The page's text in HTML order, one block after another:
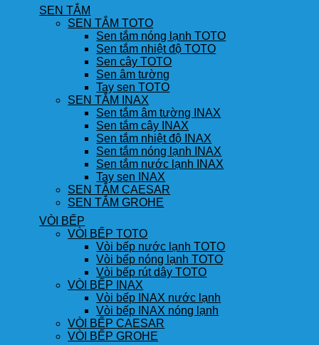
SEN TẮM
SEN TẮM TOTO
Sen tắm nóng lạnh TOTO
Sen tắm nhiệt độ TOTO
Sen cây TOTO
Sen âm tường
Tay sen TOTO
SEN TẮM INAX
Sen tắm âm tường INAX
Sen tắm cây INAX
Sen tắm nhiệt độ INAX
Sen tắm nóng lạnh INAX
Sen tắm nước lạnh INAX
Tay sen INAX
SEN TẮM CAESAR
SEN TẮM GROHE
VÒI BẾP
VÒI BẾP TOTO
Vòi bếp nước lạnh TOTO
Vòi bếp nóng lạnh TOTO
Vòi bếp rút dây TOTO
VÒI BẾP INAX
Vòi bếp INAX nước lạnh
Vòi bếp INAX nóng lạnh
VÒI BẾP CAESAR
VÒI BẾP GROHE